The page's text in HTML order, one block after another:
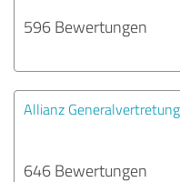
596 Bewertungen
Allianz
646 Bewertungen